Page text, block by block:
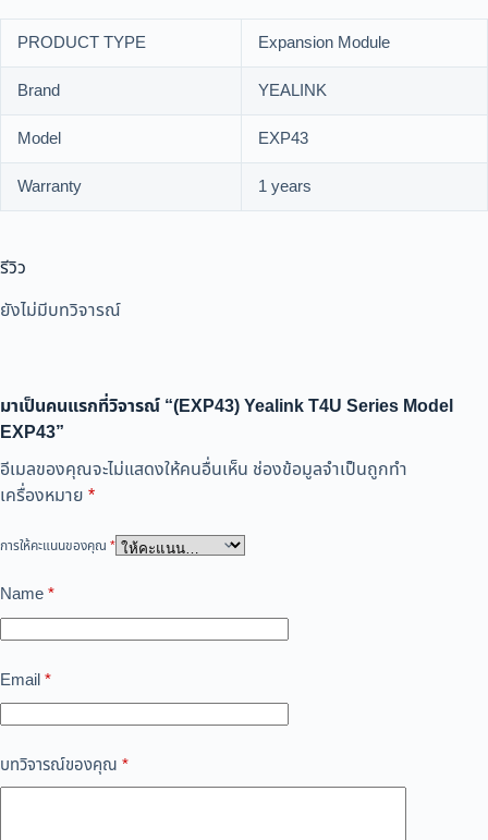
PRODUCT TYPE
Expansion Module
Brand
YEALINK
Model
EXP43
Warranty
1 years
รีวิว
ยังไม่มีบทวิจารณ์
มาเป็นคนแรกที่วิจารณ์ “(EXP43) Yealink T4U Series Model
EXP43”
อีเมลของคุณจะไม่แสดงให้คนอื่นเห็น ช่องข้อมูลจำเป็นถูกทำ
เครื่องหมาย *
การให้คะแนนของคุณ *
Name*
Email*
บทวิจารณ์ของคุณ *